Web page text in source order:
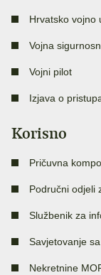
Hrvatsko vojno
Vojna
Vojni pilot
Izjava o
Korisno
Pričuvna
Područni odjeli
Službenik za
Savjetovanje
Nekretnine